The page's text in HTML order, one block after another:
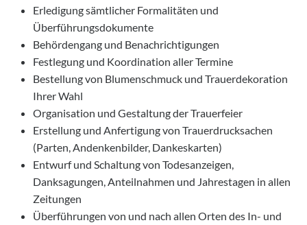
Erledigung sämtlicher Formalitäten und
Überführungsdokumente
Behördengang und Benachrichtigungen
Festlegung und Koordination aller Termine
Bestellung von Blumenschmuck und Trauerdekoration
Ihrer Wahl
Organisation und Gestaltung der Trauerfeier
Erstellung und Anfertigung von Trauerdrucksachen
(Parten, Andenkenbilder, Dankeskarten)
Entwurf und Schaltung von Todesanzeigen,
Danksagungen, Anteilnahmen und Jahrestagen in allen
Zeitungen
Überführungen von und nach allen Orten des In- und